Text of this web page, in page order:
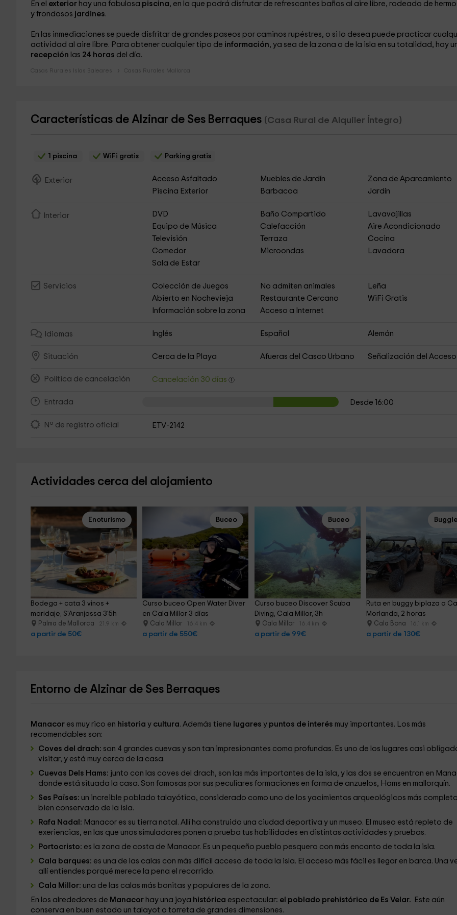
En el exterior hay una fabulosa piscina, en la que podrá disfrutar de refrescantes baños al aire libre, rodeado de
y frondosos jardines.
En las inmediaciones se puede disfritar de grandes paseos por caminos rupéstres, o si lo desea puede practicar
actividad al aire libre. Para obtener cualquier tipo de información, ya sea de la zona o de la isla en su totalidad, hay
recepción las 24 horas del día.
Casas Rurales Islas Baleares Casas Rurales Mallorca
Características de Alzinar de Ses Berraques (Casa Rural de Alquiler Íntegro)
1 piscina WiFi gratis Parking gratis
Exterior Acceso Asfaltado Muebles de Jardín
Zona de Aparcamiento
Piscina Exterior
Barbacoa Jardín
Interior DVD Baño Compartido
Lavavajillas
Equipo de Música
Calefacción
Aire Acondicionado
Televisión
Terraza
Cocina
Comedor
Microondas
Lavadora
Sala de Estar
Servicios Colección de Juegos No admiten animales
Leña
Abierto en Nochevieja
Restaurante Cercano
WiFi Gratis
Información sobre la zona
Acceso a Internet
Idiomas Inglés Español Alemán
Situación Cerca de la Playa Afueras del Casco Urbano Señalización del Acceso
Política de cancelación Cancelación 30 días
Entrada Desde 16:00
Nº de registro oficial ETV-2142
Actividades cerca del alojamiento
Enoturismo
Bodega + cata 3 vinos +
maridaje, S'Aranjassa 3'5h
Palma de Mallorca 21.9 km
a partir de 50€
Buceo
Curso buceo Open Water Diver
en Cala Millor 3 días
Cala Millor 16.4 km
a partir de 550€
Buceo
Curso buceo Discover Scuba
Diving, Cala Millor, 3h
Cala Millor 16.4 km
a partir de 99€
Ruta en buggy biplaza a
Morlanda, 2 horas
Cala Bona 16.1 km
a partir de 130€
Entorno de Alzinar de Ses Berraques
Manacor es muy rico en historia y cultura. Además tiene lugares y puntos de interés muy importantes. Los más
recomendables son:
Coves del drach: son 4 grandes cuevas y son tan impresionantes como profundas. Es uno de los lugares casi
visitar, y está muy cerca de la casa.
Cuevas Dels Hams: junto con las coves del drach, son las más importantes de la isla, y las dos se encuentran en
donde está situada la casa. Son famosas por sus peculiares formaciones en forma de anzuelos, Hams en mallorquín.
Ses Païses: un increible poblado talayótico, considerado como uno de los yacimientos arqueológicos más
bien conservado de la isla.
Rafa Nadal: Manacor es su tierra natal. Allí ha construido una ciudad deportiva y un museo. El museo está repleto de
exeriencias, en las que unos simuladores ponen a prueba tus habilidades en distintas actividades y pruebas.
Portocristo: es la zona de costa de Manacor. Es un pequeño pueblo pesquero con más encanto de toda la isla.
Cala barques: es una de las calas con más difícil acceso de toda la isla. El acceso más fácil es llegar en barca. Una
allí entiendes porqué merece la pena el recorrido.
Cala Millor: una de las calas más bonitas y populares de la zona.
En los alrededores de Manacor hay una joya histórica espectacular: el poblado prehistórico de Es Velar.
Este aún
conserva en buen estado un talayot o torreta de grandes dimensiones.